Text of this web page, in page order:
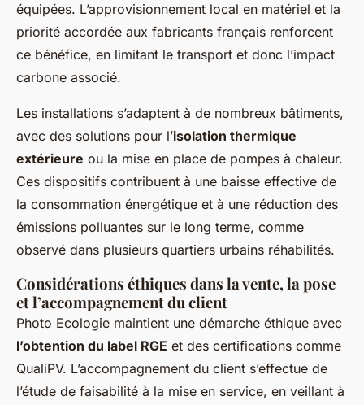
équipées. L’approvisionnement local en matériel et la
priorité accordée aux fabricants français renforcent
ce bénéfice, en limitant le transport et donc l’impact
carbone associé.
Les installations s’adaptent à de nombreux bâtiments,
avec des solutions pour l’isolation thermique
extérieure ou la mise en place de pompes à chaleur.
Ces dispositifs contribuent à une baisse effective de
la consommation énergétique et à une réduction des
émissions polluantes sur le long terme, comme
observé dans plusieurs quartiers urbains réhabilités.
Considérations éthiques dans la vente, la pose
et l’accompagnement du client
Photo Ecologie maintient une démarche éthique avec
l’obtention du label RGE et des certifications comme
QualiPV. L’accompagnement du client s’effectue de
l’étude de faisabilité à la mise en service, en veillant à